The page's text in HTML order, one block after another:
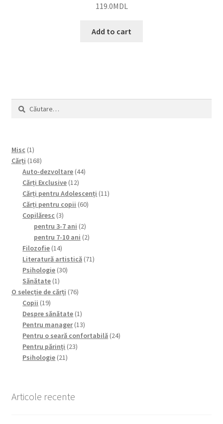
119.0MDL
Add to cart
Caută
după:
Misc 11
product
Cărți 168168
products
Auto-dezvoltare 4444
Cărți Exclusive 1212
products
Cărți pentru Adolescenți 1111
Cărți pentru copii 6060
Copilăresc 33
products
pentru 3-7 ani 22
products
pentru 7-10 ani 22
Filozofie 1414
products
Literatură artistică 7171
Psihologie 3030
Sănătate 11
product
O selecție de cărți 7676
Copii 1919
products
Despre sănătate 11
product
Pentru manager 1313
products
Pentru o seară confortabilă 2424
Pentru părinți 2323
Psihologie 2121
Articole recente